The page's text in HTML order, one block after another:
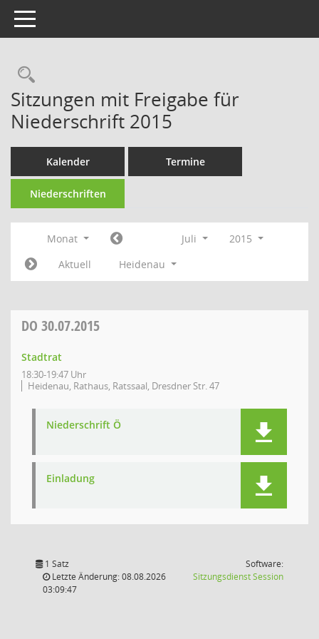
Toggle navigation
Rechercheauswahl
Sitzungen mit Freigabe für
Niederschrift 2015
Kalender Termine
Niederschriften
Monat Juli
2015
Aktuell
Heidenau
DO 30.07.2015
Stadtrat
18:30-19:47 Uhr
Heidenau, Rathaus, Ratssaal, Dresdner Str. 47
Niederschrift Ö
Einladung
1 Satz
Letzte Änderung: 08.08.2026
03:09:47
Software:
SitzungsdienstSession(Wird in